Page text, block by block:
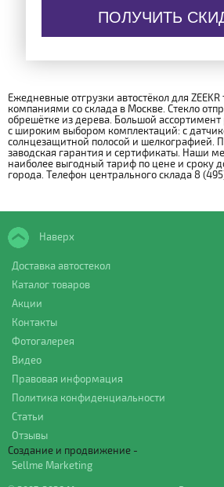
ПОЛУЧИТЬ
Ежедневные отгрузки автостёкол для
компаниями со склада в Москве. Стекло
обрешётке из дерева. Большой
с широким выбором комплектаций: с
солнцезащитной полосой и шелкографией.
заводская гарантия и сертификаты. Наши
наиболее выгодный тариф по цене и сроку
города. Телефон центрального склада 8
Наверх
Доставка автостекол
Каталог товаров
Акции
Контакты
Фотогалерея
Видео
Правовая информация
Политика конфиденциальности
Статьи
Отзывы
Создание и продвижение -
Sellme Marketing